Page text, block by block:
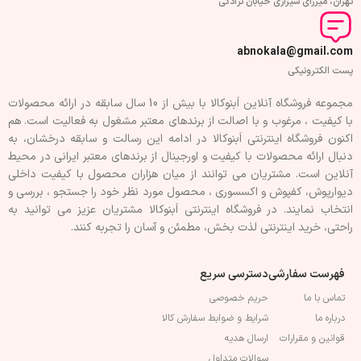
abnokala@gmail.com
پست الکترونیکی
مجموعه فروشگاه آنلاین اَبنوکالا با بیش از 10 سال سابقه در ارائه محصولات
با کيفيت ، مرغوب و با اصالت از برندهای معتبر مشغول به فعاليت است. هم
اکنون فروشگاه اینترنتی اَبنوکالا در ادامه اين رسالت و سابقه درخشان، به
دنبال ارائه محصولات با کيفيت و اورجينال از برندهای معتبر ايرانی در محيط
آنلاين است. مشتريان می توانند از ميان هزاران محصول با کيفيت داخلی
دیوارپوش، کفپوش و اکسسوری ، محصول مورد نظر خود را جستجو ، بررسی و
انتخاب نمايند. در فروشگاه اینترنتی اَبنوکالا مشتريان عزیز می توانيد به
راحتی، خرید اینترنتی لذت بخش، مطمئن و آسان را تجربه کنند.
فهرست سفارشی
تماس با ما
درباره ما
قوانین و مقرارات
دسترسی سریع
حریم خصوصی
شرایط و ضوابط سفارش کالا
ارسال هدیه